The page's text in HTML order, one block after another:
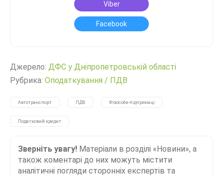
Viber
Facebook
Джерело: ДФС у Дніпропетровській області
Рубрика: Оподаткування / ПДВ
Автотранспорт ПДВ Фізособи-підприємці
Податковий кредит
Зверніть увагу! Матеріали в розділі «Новини», а
також коментарі до них можуть містити
аналітичні погляди сторонніх експертів та